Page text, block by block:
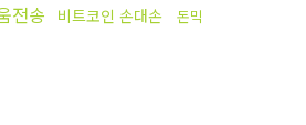
전송 비트코인 손대손
돈믹